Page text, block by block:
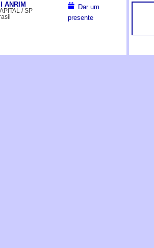
ANRIM
/ SP
Dar um
presente